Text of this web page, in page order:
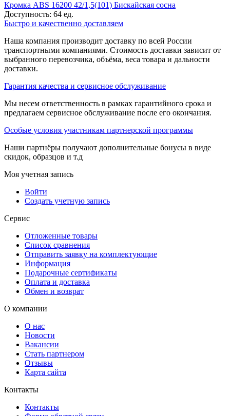
Кромка ABS 16200 42/1,5(101) Бискайская сосна
Доступность: 64 ед.
Быстро и качественно доставляем
Наша компания производит доставку по всей России
транспортными компаниями. Стоимость доставки зависит от
выбранного перевозчика, объёма, веса товара и дальности
доставки.
Гарантия качества и сервисное обслуживание
Мы несем ответственность в рамках гарантийного срока и
предлагаем сервисное обслуживание после его окончания.
Особые условия участникам партнерской программы
Наши партнёры получают дополнительные бонусы в виде
скидок, образцов и т.д
Моя учетная запись
Войти
Создать учетную запись
Сервис
Отложенные товары
Список сравнения
Отправить заявку на комплектующие
Информация
Подарочные сертификаты
Оплата и доставка
Обмен и возврат
О компании
О нас
Новости
Вакансии
Стать партнером
Отзывы
Карта сайта
Контакты
Контакты